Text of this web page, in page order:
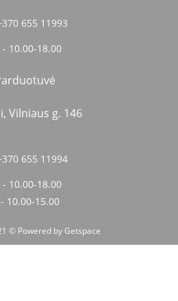
655 11993
- 10.00-18.00
Vilniaus g. 146
655 11994
- 10.00-18.00
10.00-15.00
© Powered byGetspace